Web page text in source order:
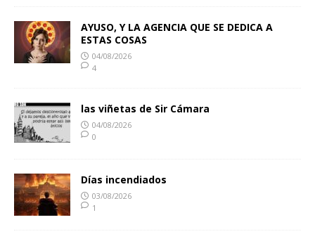
AYUSO, Y LA AGENCIA QUE SE DEDICA A
ESTAS COSAS
04/08/2026
4
las viñetas de Sir Cámara
04/08/2026
0
Días incendiados
03/08/2026
1